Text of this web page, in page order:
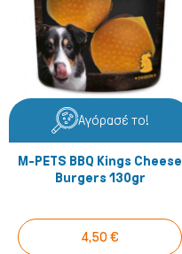
Αγόρασέ το!
M-PETS BBQ Kings Cheese
Burgers 130gr
4,50 €